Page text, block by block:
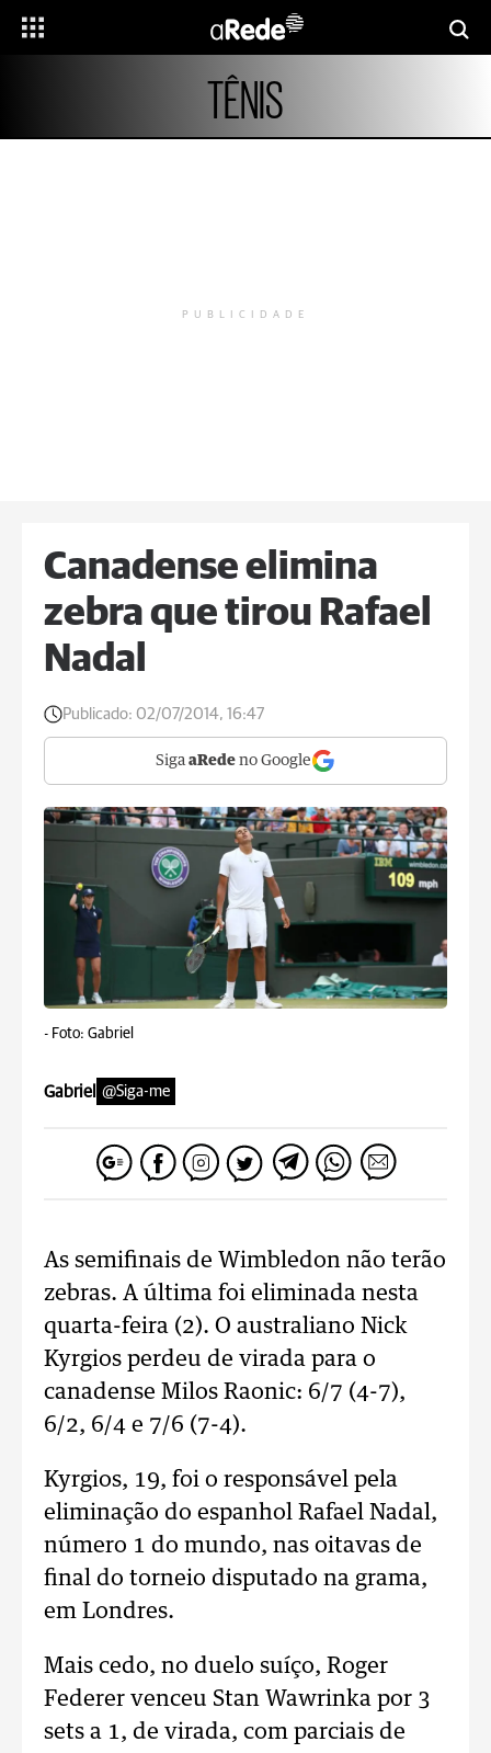
TÊNIS
PUBLICIDADE
Canadense elimina
zebra que tirou Rafael
Nadal
Publicado: 02/07/2014, 16:47
Siga aRede no Google
- Foto: Gabriel
Gabriel @Siga-me
As semifinais de Wimbledon não terão
zebras. A última foi eliminada nesta
quarta-feira (2). O australiano Nick
Kyrgios perdeu de virada para o
canadense Milos Raonic: 6/7 (4-7),
6/2, 6/4 e 7/6 (7-4).
Kyrgios, 19, foi o responsável pela
eliminação do espanhol Rafael Nadal,
número 1 do mundo, nas oitavas de
final do torneio disputado na grama,
em Londres.
Mais cedo, no duelo suíço, Roger
Federer venceu Stan Wawrinka por 3
sets a 1, de virada, com parciais de